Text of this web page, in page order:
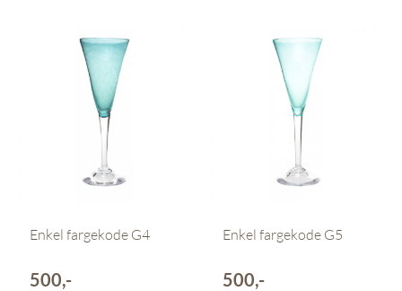
Enkel fargekode G4
500,-
Enkel fargekode G5
500,-